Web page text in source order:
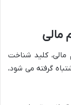
مالی
مالی، کلید شناخت
گرفته می شود،